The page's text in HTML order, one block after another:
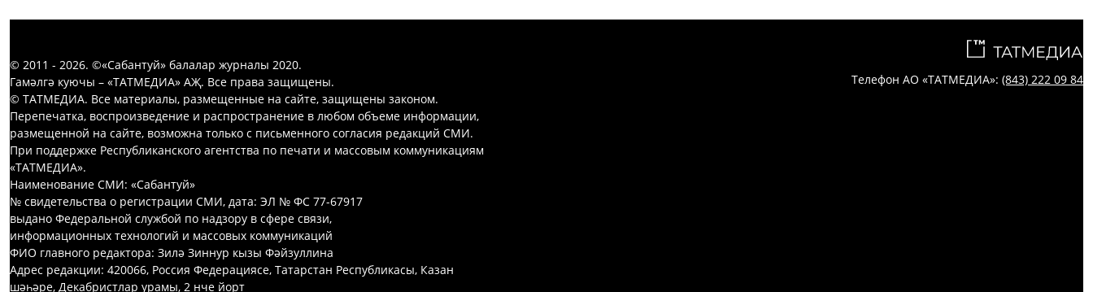
© 2011 - 2026. ©«Сабантуй» балалар журналы 2020.
Гамәлгә куючы – «ТАТМЕДИА» АҖ. Все права защищены.
© ТАТМЕДИА. Все материалы, размещенные на сайте, защищены законом.
Перепечатка, воспроизведение и распространение в любом объеме информации,
размещенной на сайте, возможна только с письменного согласия редакций СМИ.
При поддержке Республиканского агентства по печати и массовым коммуникациям
«ТАТМЕДИА».
Наименование СМИ: «Сабантуй»
№ свидетельства о регистрации СМИ, дата: ЭЛ № ФС 77-67917
выдано Федеральной службой по надзору в сфере связи,
информационных технологий и массовых коммуникаций
ФИО главного редактора: Зилә Зиннур кызы Фәйзуллина
Адрес редакции: 420066, Россия Федерациясе, Татарстан Республикасы, Казан
шәһәре, Декабристлар урамы, 2 нче йорт
Телефон АО «ТАТМЕДИА»: (843) 222 09 84